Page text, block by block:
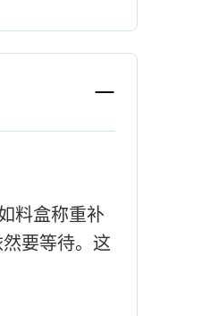
料盒称重补
要等待。这